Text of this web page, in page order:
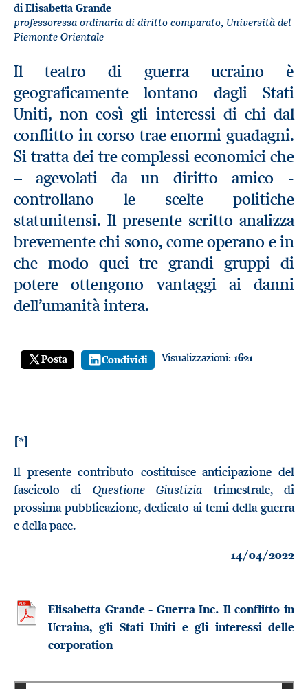
diElisabetta Grande
professoressa ordinaria di diritto comparato, Università del
Piemonte Orientale
Il teatro di guerra ucraino è
geograficamente lontano dagli Stati
Uniti, non così gli interessi di chi dal
conflitto in corso trae enormi guadagni.
Si tratta dei tre complessi economici che
– agevolati da un diritto amico -
controllano le scelte politiche
statunitensi. Il presente scritto analizza
brevemente chi sono, come operano e in
che modo quei tre grandi gruppi di
potere ottengono vantaggi ai danni
dell’umanità intera.
Posta Condividi Visualizzazioni: 1621
[*]
Il presente contributo costituisce anticipazione del
fascicolo di Questione Giustizia trimestrale, di
prossima pubblicazione, dedicato ai temi della guerra
e della pace.
14/04/2022
Elisabetta Grande - Guerra Inc. Il conflitto in
Ucraina, gli Stati Uniti e gli interessi delle
corporation